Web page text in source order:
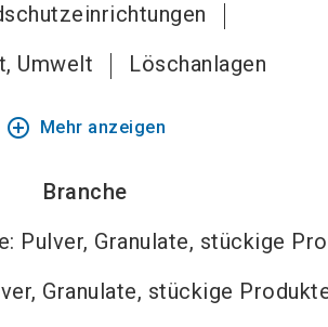
Umwelt
Löschanlagen
add_circle_outline Mehr anzeigen
Branche
Pulver, Granulate, stückige
Granulate, stückige